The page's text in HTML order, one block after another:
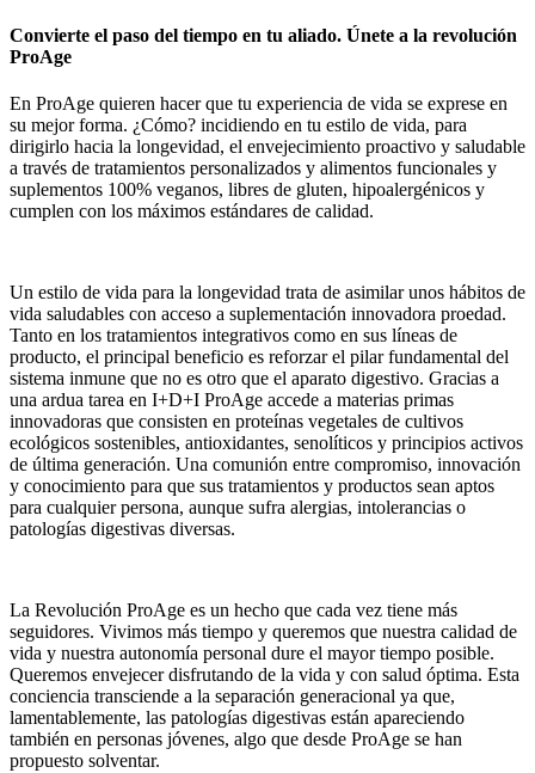
Convierte el paso del tiempo en tu aliado. Únete a la revolución
ProAge
En ProAge quieren hacer que tu experiencia de vida se exprese en
su mejor forma. ¿Cómo? incidiendo en tu estilo de vida, para
dirigirlo hacia la longevidad, el envejecimiento proactivo y saludable
a través de tratamientos personalizados y alimentos funcionales y
suplementos 100% veganos, libres de gluten, hipoalergénicos y
cumplen con los máximos estándares de calidad.
Un estilo de vida para la longevidad trata de asimilar unos hábitos de
vida saludables con acceso a suplementación innovadora proedad.
Tanto en los tratamientos integrativos como en sus líneas de
producto, el principal beneficio es reforzar el pilar fundamental del
sistema inmune que no es otro que el aparato digestivo. Gracias a
una ardua tarea en I+D+I ProAge accede a materias primas
innovadoras que consisten en proteínas vegetales de cultivos
ecológicos sostenibles, antioxidantes, senolíticos y principios activos
de última generación. Una comunión entre compromiso, innovación
y conocimiento para que sus tratamientos y productos sean aptos
para cualquier persona, aunque sufra alergias, intolerancias o
patologías digestivas diversas.
La Revolución ProAge es un hecho que cada vez tiene más
seguidores. Vivimos más tiempo y queremos que nuestra calidad de
vida y nuestra autonomía personal dure el mayor tiempo posible.
Queremos envejecer disfrutando de la vida y con salud óptima. Esta
conciencia transciende a la separación generacional ya que,
lamentablemente, las patologías digestivas están apareciendo
también en personas jóvenes, algo que desde ProAge se han
propuesto solventar.